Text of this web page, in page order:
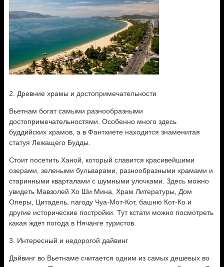
2. Древние храмы и достопримечательности
Вьетнам богат самыми разнообразными
достопримечательностями. Особенно много здесь
буддийских храмов, а в Фантхиете находится знаменитая
статуя Лежащего Будды.
Стоит посетить Ханой,
который славится красивейшими
озерами, зелеными бульварами, разнообразными храмами и
старинными кварталами с шумными улочками. Здесь можно
увидеть Мавзолей Хо Ши Мина, Храм Литературы, Дом
Оперы, Цитадель, пагоду Чуа-Мот-Кот, башню Кот-Ко и
другие исторические постройки. Тут кстати можно посмотреть
какая ждет погода в Нячанге туристов.
3. Интересный и недорогой дайвинг
Дайвинг во Вьетнаме считается одним из самых дешевых во